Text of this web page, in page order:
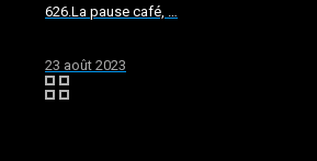
626.La pause café, …
23 août 2023